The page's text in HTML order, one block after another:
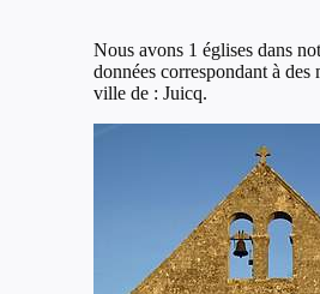
Nous avons 1 églises dans
données correspondant à des
ville de : Juicq.